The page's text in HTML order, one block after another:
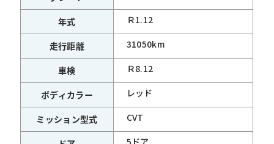
年式 Ｒ1.12
走行距離 31050km
車検 Ｒ8.12
ボディカラー レッド
ミッション型式 CVT